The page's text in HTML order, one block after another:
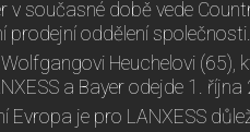
v současné době vede
prodejní oddělení společnosti.
Heuchelovi (65),
a Bayer odejde 1.
Evropa je pro LANXESS